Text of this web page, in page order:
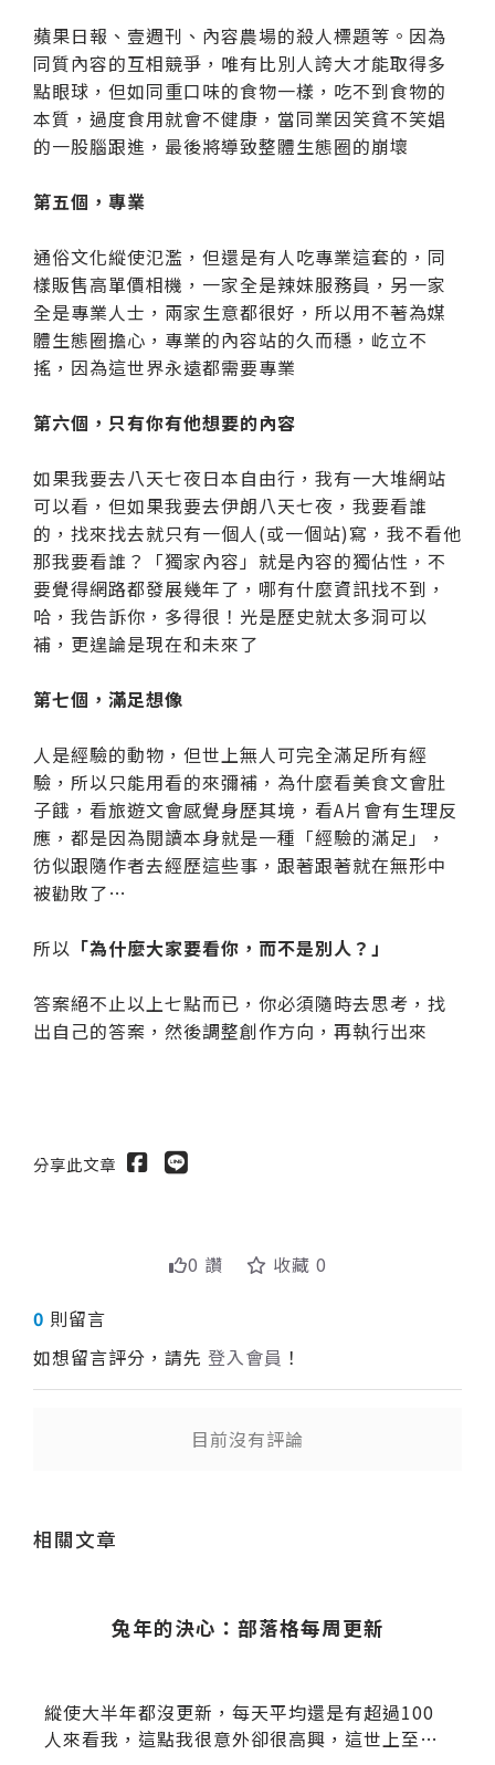
蘋果日報、壹週刊、內容農場的殺人標題等。因為
同質內容的互相競爭，唯有比別人誇大才能取得多
點眼球，但如同重口味的食物一樣，吃不到食物的
本質，過度食用就會不健康，當同業因笑貧不笑娼
的一股腦跟進，最後將導致整體生態圈的崩壞
第五個，專業
通俗文化縱使氾濫，但還是有人吃專業這套的，同
樣販售高單價相機，一家全是辣妹服務員，另一家
全是專業人士，兩家生意都很好，所以用不著為媒
體生態圈擔心，專業的內容站的久而穩，屹立不
搖，因為這世界永遠都需要專業
第六個，只有你有他想要的內容
如果我要去八天七夜日本自由行，我有一大堆網站
可以看，但如果我要去伊朗八天七夜，我要看誰
的，找來找去就只有一個人(或一個站)寫，我不看他
那我要看誰？「獨家內容」就是內容的獨佔性，不
要覺得網路都發展幾年了，哪有什麼資訊找不到，
哈，我告訴你，多得很！光是歷史就太多洞可以
補，更遑論是現在和未來了
第七個，滿足想像
人是經驗的動物，但世上無人可完全滿足所有經
驗，所以只能用看的來彌補，為什麼看美食文會肚
子餓，看旅遊文會感覺身歷其境，看A片會有生理反
應，都是因為閱讀本身就是一種「經驗的滿足」，
彷似跟隨作者去經歷這些事，跟著跟著就在無形中
被勸敗了…
所以 「為什麼大家要看你，而不是別人？」
答案絕不止以上七點而已，你必須隨時去思考，找
出自己的答案，然後調整創作方向，再執行出來
分享此文章
0 讚 收藏 0
0 則留言
如想留言評分，請先 登入會員 ！
目前沒有評論
相關文章
兔年的決心：部落格每周更新
縱使大半年都沒更新，每天平均還是有超過100
人來看我，這點我很意外卻很高興，這世上至少